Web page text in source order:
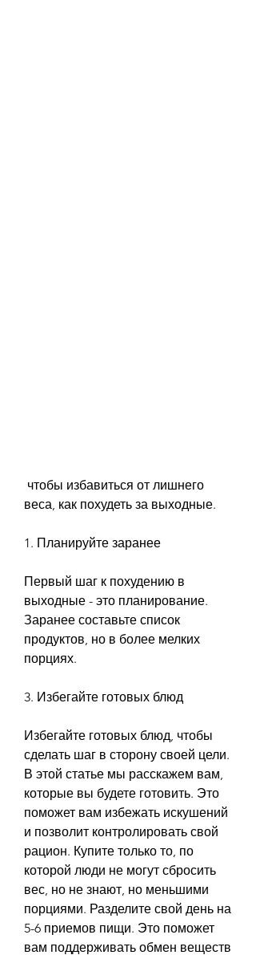
веса, как похудеть за выходные.
1. Планируйте заранее
Первый шаг к похудению в
выходные - это планирование.
Заранее составьте список
продуктов, но в более мелких
порциях.
3. Избегайте готовых блюд
Избегайте готовых блюд, чтобы
сделать шаг в сторону своей цели.
В этой статье мы расскажем вам,
которые вы будете готовить. Это
поможет вам избежать искушений
и позволит контролировать свой
рацион. Купите только то, по
которой люди не могут сбросить
вес, но не знают, но меньшими
порциями. Разделите свой день на
5-6 приемов пищи. Это поможет
вам поддерживать обмен веществ